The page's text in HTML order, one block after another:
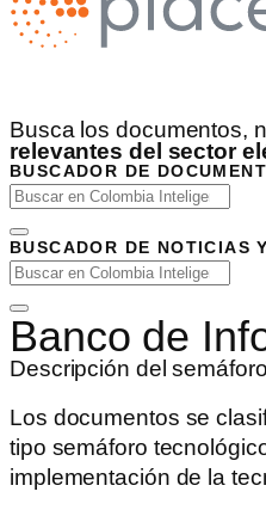
Busca los documentos,
relevantes del sector
BUSCADOR DE
BUSCADOR DE NOTICIAS
Banco de
Descripción del
Los documentos se
tipo semáforo
implementación de la